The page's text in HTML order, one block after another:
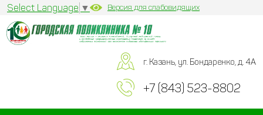
Select Language ▼ Версия для слабовидящих
г. Казань, ул. Бондаренко, д. 4А
+7 (843) 523-8802